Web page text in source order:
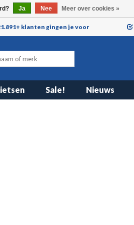
klanten gingen je voor
Sale! Nieuws
Ja Nee Meer over cookies »